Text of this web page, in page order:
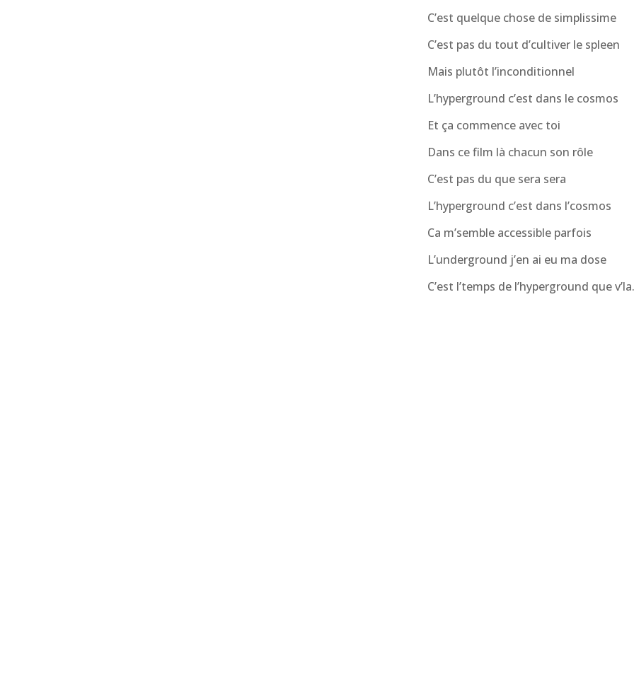
C’est quelque chose de simplissime
C’est pas du tout d’cultiver le spleen
Mais plutôt l’inconditionnel
L’hyperground c’est dans le cosmos
Et ça commence avec toi
Dans ce film là chacun son rôle
C’est pas du que sera sera
L’hyperground c’est dans l’cosmos
Ca m’semble accessible parfois
L’underground j’en ai eu ma dose
C’est l’temps de l’hyperground que